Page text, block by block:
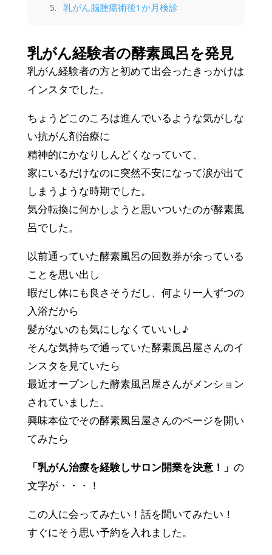
乳がん脳腫瘍術後1か月検診
乳がん経験者の酵素風呂を発見
乳がん経験者の方と初めて出会ったきっかけは
インスタでした。
ちょうどこのころは進んでいるような気がしな
い抗がん剤治療に
精神的にかなりしんどくなっていて、
家にいるだけなのに突然不安になって涙が出て
しまうような時期でした。
気分転換に何かしようと思いついたのが酵素風
呂でした。
以前通っていた酵素風呂の回数券が余っている
ことを思い出し
暇だし体にも良さそうだし、何より一人ずつの
入浴だから
髪がないのも気にしなくていいし♪
そんな気持ちで通っていた酵素風呂屋さんのイ
ンスタを見ていたら
最近オープンした酵素風呂屋さんがメンション
されていました。
興味本位でその酵素風呂屋さんのページを開い
てみたら
「乳がん治療を経験しサロン開業を決意！」 の
文字が・・・！
この人に会ってみたい！話を聞いてみたい！
すぐにそう思い予約を入れました。